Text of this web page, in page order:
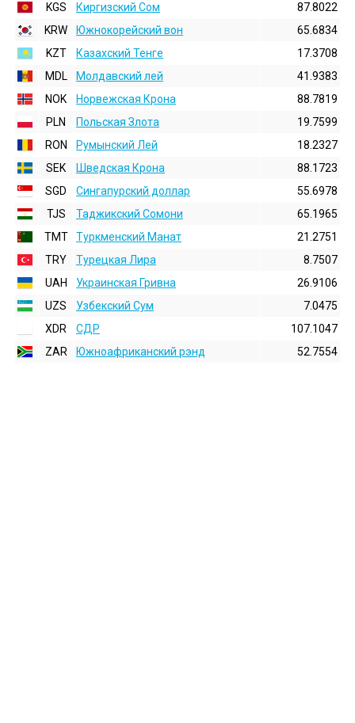
KGS
Киргизский Сом
87.8022
KRW
Южнокорейский вон
65.6834
KZT
Казахский Тенге
17.3708
MDL
Молдавский лей
41.9383
NOK
Норвежская Крона
88.7819
PLN
Польская Злота
19.7599
RON
Румынский Лей
18.2327
SEK
Шведская Крона
88.1723
SGD
Сингапурский доллар
55.6978
TJS
Таджикский Сомони
65.1965
TMT
Туркменский Манат
21.2751
TRY
Турецкая Лира
8.7507
UAH
Украинская Гривна
26.9106
UZS
Узбекский Сум
7.0475
XDR
СДР
107.1047
ZAR
Южноафриканский рэнд 52.7554